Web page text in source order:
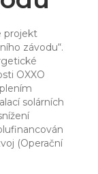
projekt
závodu“.
OXXO
solárních
(Operační